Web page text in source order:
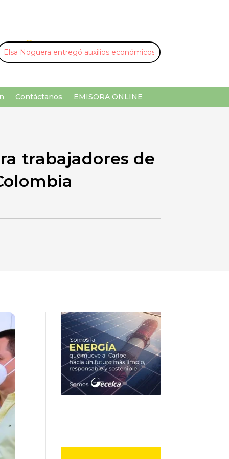
U ¡Buscar por palabra clave!
Contáctanos EMISORA ONLINE
trabajadores de